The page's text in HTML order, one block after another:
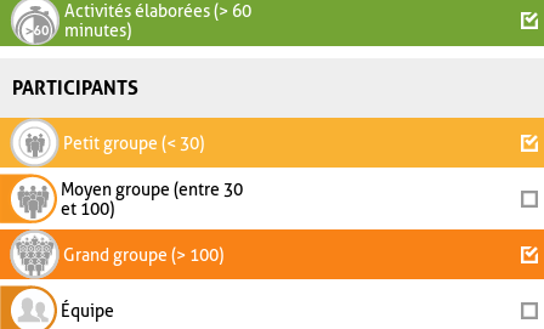
Activités élaborées (> 60
minutes)
PARTICIPANTS
Petit groupe (< 30)
Moyen groupe (entre 30
et 100)
Grand groupe (> 100)
Équipe